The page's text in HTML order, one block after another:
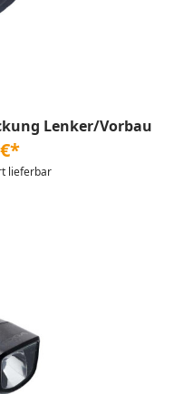
Lenker/Vorbau
lieferbar